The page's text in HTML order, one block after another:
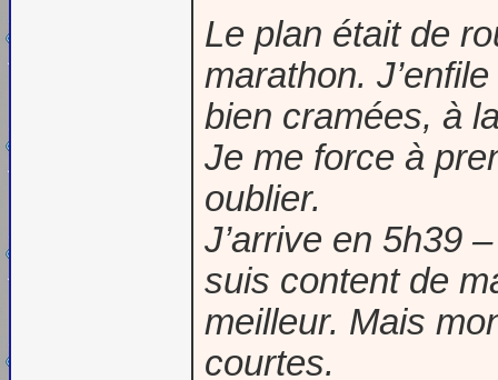
Le plan était de
marathon.
bien cramées, à
Je me force à
oublier.
J’arrive en 5h39
suis content de
meilleur. Mais
courtes.